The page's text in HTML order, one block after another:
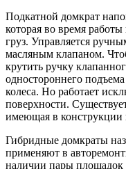
Подкатной домкрат
которая во время
груз. Управляется
масляным клапаном.
крутить ручку
одностороннего
колеса. Но работает
поверхности.
имеющая в конструкции
Гибридные домкраты
применяют в
наличии пары площадок